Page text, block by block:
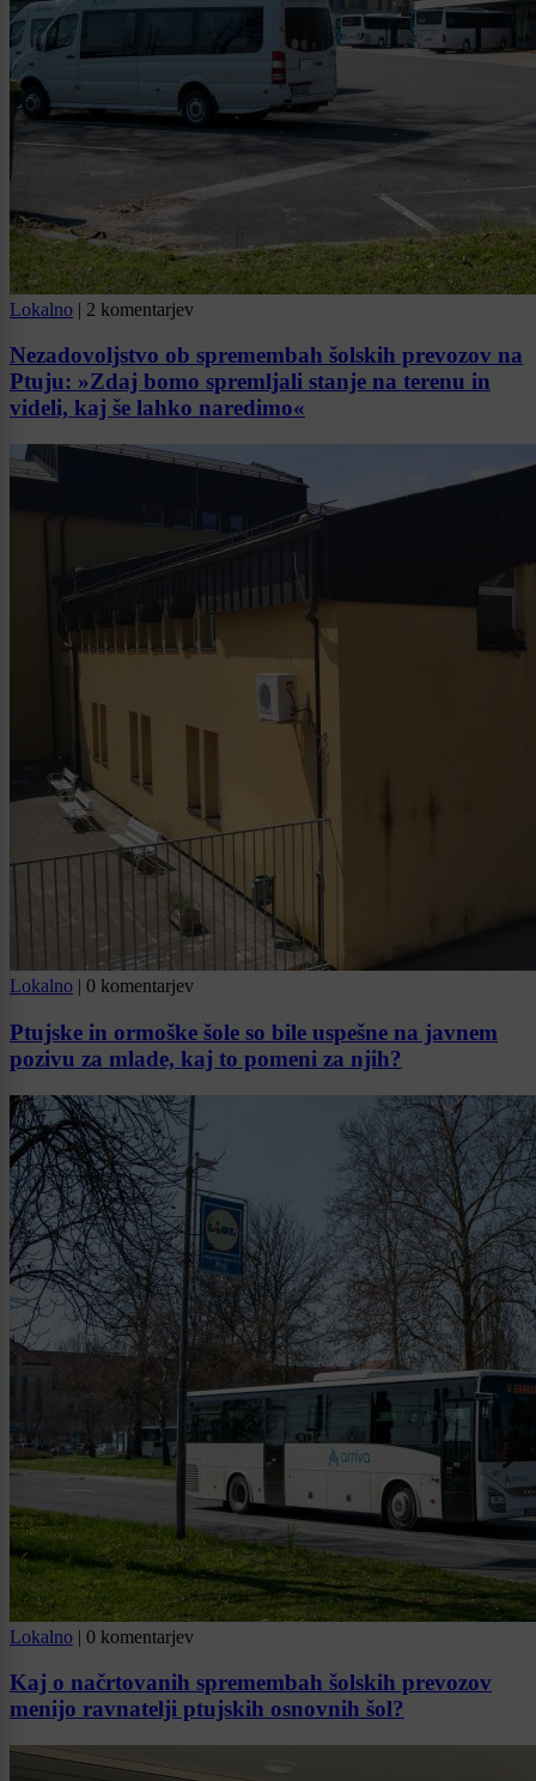
Lokalno | 2 komentarjev
Nezadovoljstvo ob spremembah šolskih prevozov na
Ptuju: »Zdaj bomo spremljali stanje na terenu in
videli, kaj še lahko naredimo«
Lokalno | 0 komentarjev
Ptujske in ormoške šole so bile uspešne na javnem
pozivu za mlade, kaj to pomeni za njih?
Lokalno | 0 komentarjev
Kaj o načrtovanih spremembah šolskih prevozov
menijo ravnatelji ptujskih osnovnih šol?